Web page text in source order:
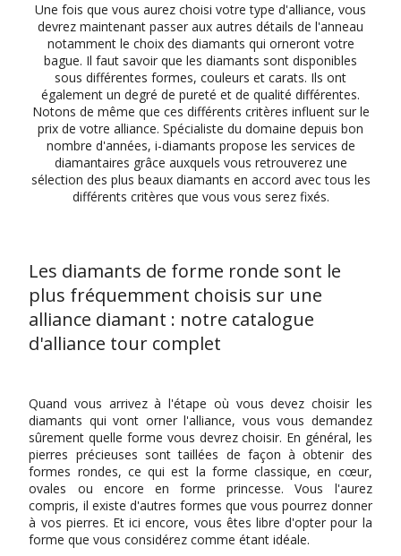
Une fois que vous aurez choisi votre type d'alliance, vous
devrez maintenant passer aux autres détails de l'anneau
notamment le choix des diamants qui orneront votre
bague. Il faut savoir que les diamants sont disponibles
sous différentes formes, couleurs et carats. Ils ont
également un degré de pureté et de qualité différentes.
Notons de même que ces différents critères influent sur le
prix de votre alliance. Spécialiste du domaine depuis bon
nombre d'années, i-diamants propose les services de
diamantaires grâce auxquels vous retrouverez une
sélection des plus beaux diamants en accord avec tous les
différents critères que vous vous serez fixés.
Les diamants de forme ronde sont le
plus fréquemment choisis sur une
alliance diamant : notre catalogue
d'alliance tour complet
Quand vous arrivez à l'étape où vous devez choisir les
diamants qui vont orner l'alliance, vous vous demandez
sûrement quelle forme vous devrez choisir. En général, les
pierres précieuses sont taillées de façon à obtenir des
formes rondes, ce qui est la forme classique, en cœur,
ovales ou encore en forme princesse. Vous l'aurez
compris, il existe d'autres formes que vous pourrez donner
à vos pierres. Et ici encore, vous êtes libre d'opter pour la
forme que vous considérez comme étant idéale.